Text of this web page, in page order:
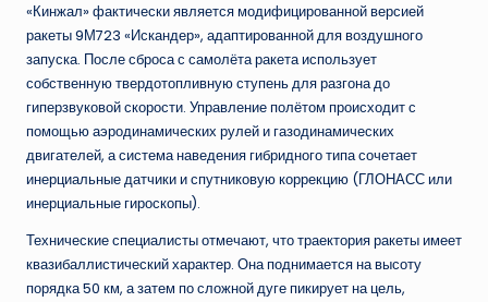
«Кинжал» фактически является модифицированной версией
ракеты 9М723 «Искандер», адаптированной для воздушного
запуска. После сброса с самолёта ракета использует
собственную твердотопливную ступень для разгона до
гиперзвуковой скорости. Управление полётом происходит с
помощью аэродинамических рулей и газодинамических
двигателей, а система наведения гибридного типа сочетает
инерциальные датчики и спутниковую коррекцию (ГЛОНАСС или
инерциальные гироскопы).
Технические специалисты отмечают, что траектория ракеты имеет
квазибаллистический характер. Она поднимается на высоту
порядка 50 км, а затем по сложной дуге пикирует на цель,